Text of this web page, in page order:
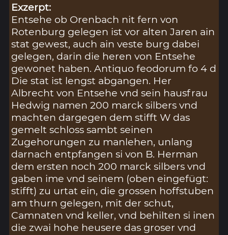
Exzerpt:
Entsehe ob Orenbach nit fern von
Rotenburg gelegen ist vor alten Jaren ain
stat gewest, auch ain veste burg dabei
gelegen, darin die heren von Entsehe
gewonet haben. Antiquo feodorum fo 4 d
Die stat ist lengst abgangen. Her
Albrecht von Entsehe vnd sein hausfrau
Hedwig namen 200 marck silbers vnd
machten dargegen dem stifft W das
gemelt schloss sambt seinen
Zugehorungen zu manlehen, unlang
darnach entpfangen si von B. Herman
dem ersten noch 200 marck silbers vnd
gaben ime vnd seinem (oben eingefügt:
stifft) zu urtat ein, die grossen hoffstuben
am thurn gelegen, mit der schut,
Camnaten vnd keller, vnd behilten si inen
die zwai hohe heusere das groser vnd